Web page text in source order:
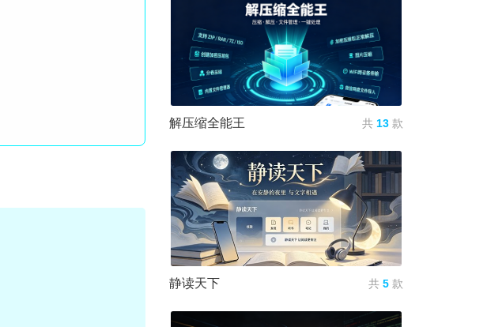
解压缩全能王 共 13 款
静读天下 共 5 款